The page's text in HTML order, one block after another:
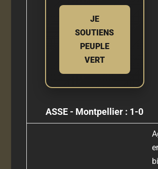
JE
SOUTIENS
PEUPLE
VERT
ASSE - Montpellier : 1-0